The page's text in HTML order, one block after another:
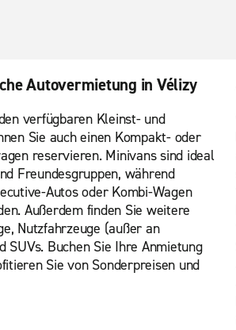
Autovermietung in Vélizy
verfügbaren Kleinst- und
Sie auch einen Kompakt- oder
reservieren. Minivans sind ideal
Freundesgruppen, während
Autos oder Kombi-Wagen
Außerdem finden Sie weitere
Nutzfahrzeuge (außer an
SUVs. Buchen Sie Ihre Anmietung
Sie von Sonderpreisen und